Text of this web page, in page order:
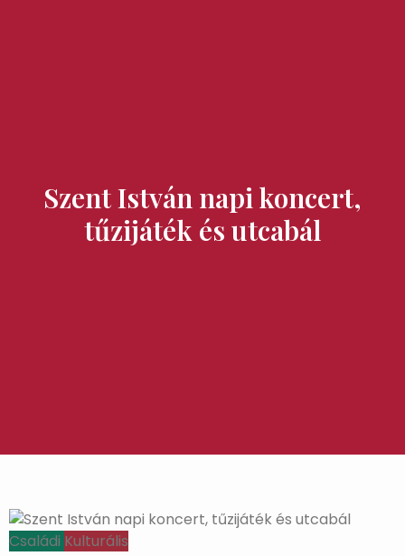
Szent István napi koncert,
tűzijáték és utcabál
Családi Kulturális